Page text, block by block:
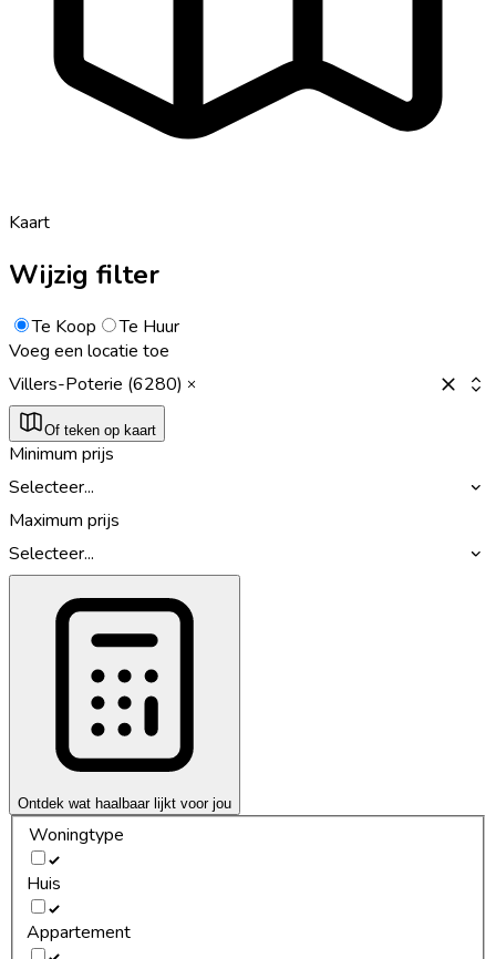
Kaart
Wijzig filter
Te Koop
Te Huur
Voeg een locatie toe
Villers-Poterie (6280)
Of teken op kaart
Minimum prijs
Selecteer...
Maximum prijs
Selecteer...
Ontdek wat haalbaar lijkt voor jou
Woningtype
Huis
Appartement